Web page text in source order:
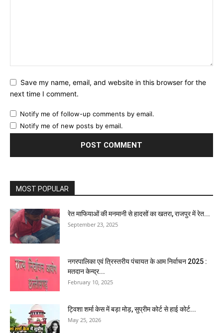
Save my name, email, and website in this browser for the
next time I comment.
Notify me of follow-up comments by email.
Notify me of new posts by email.
MOST POPULAR
रेत माफियाओं की मनमानी से हादसों का खतरा, राजपुर में रेत...
September 23, 2025
नगरपालिका एवं त्रिस्तरीय पंचायत के आम निर्वाचन 2025 :
मतदान केन्द्र...
February 10, 2025
ट्विशा शर्मा केस में बड़ा मोड़, सुप्रीम कोर्ट से हाई कोर्ट...
May 25, 2026